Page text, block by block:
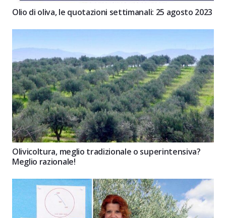
Olio di oliva, le quotazioni settimanali: 25 agosto 2023
Olivicoltura, meglio tradizionale o superintensiva?
Meglio razionale!